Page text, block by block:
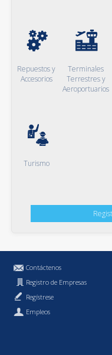
Repuestos y
Accesorios
Terminales
Terrestres y
Aeroportuarios
Turismo
Contáctenos
Registro de Empresas
Regístrese
Empleos